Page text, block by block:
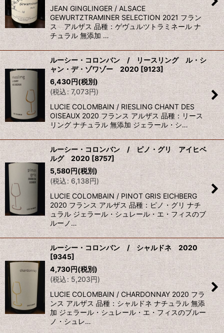
JEAN GINGLINGER / ALSACE
GEWURTZTRAMINER SELECTION 2021 フラン
ス アルザス 品種：ゲヴュルツトラミネール ナ
チュラル 無添加 …
ルーシー・コロンバン / リースリング ル・シ
ャン・デ・ゾワゾー 2020 [9123]
6,430円(税別)
(税込: 7,073円)
LUCIE COLOMBAIN / RIESLING CHANT DES
OISEAUX 2020 フランス アルザス 品種：リース
リング ナチュラル 無添加 ジェラール・シ…
ルーシー・コロンバン / ピノ・グリ アイヒベ
ルグ 2020 [8757]
5,580円(税別)
(税込: 6,138円)
LUCIE COLOMBAIN / PINOT GRIS EICHBERG
2020 フランス アルザス 品種：ピノ・グリ ナチ
ュラル ジェラール・シュレール・エ・フィスのブ
ルーノ…
ルーシー・コロンバン / シャルドネ 2020
[9345]
4,730円(税別)
(税込: 5,203円)
LUCIE COLOMBAIN / CHARDONNAY 2020 フラ
ンス アルザス 品種：シャルドネ ナチュラル 無添
加 ジェラール・シュレール・エ・フィスのブルー
ノ・シュレ…